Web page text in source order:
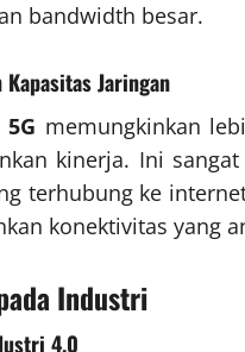
bandwidth besar.
Kapasitas Jaringan
memungkinkan
kinerja. Ini
terhubung ke
konektivitas yang
Industri
4.0